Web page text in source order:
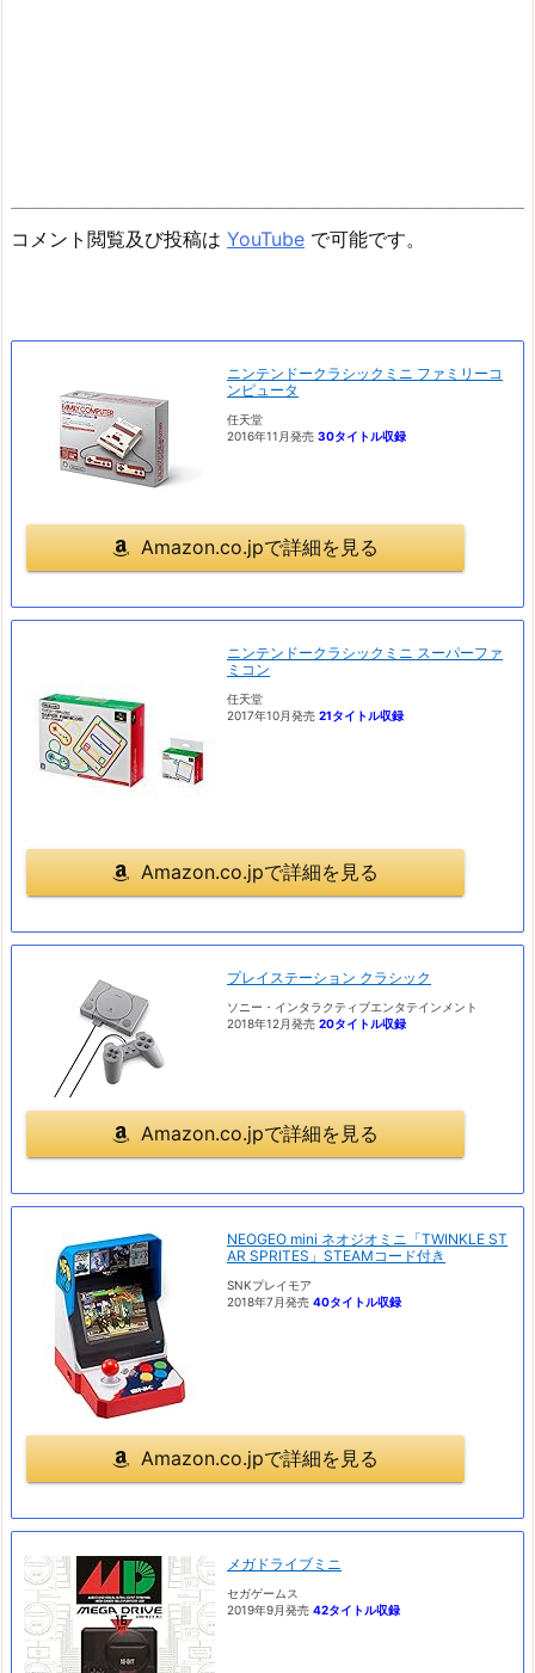
コメント閲覧及び投稿は YouTube で可能です。
ニンテンドークラシックミニ ファミリーコ
ンピュータ
任天堂
2016年11月発売 30タイトル収録
Amazon.co.jpで詳細を見る
ニンテンドークラシックミニ スーパーファ
ミコン
任天堂
2017年10月発売 21タイトル収録
Amazon.co.jpで詳細を見る
プレイステーション クラシック
ソニー・インタラクティブエンタテインメント
2018年12月発売 20タイトル収録
Amazon.co.jpで詳細を見る
NEOGEO mini ネオジオミニ「TWINKLE ST
AR SPRITES」STEAMコード付き
SNKプレイモア
2018年7月発売 40タイトル収録
Amazon.co.jpで詳細を見る
メガドライブミニ
セガゲームス
2019年9月発売 42タイトル収録